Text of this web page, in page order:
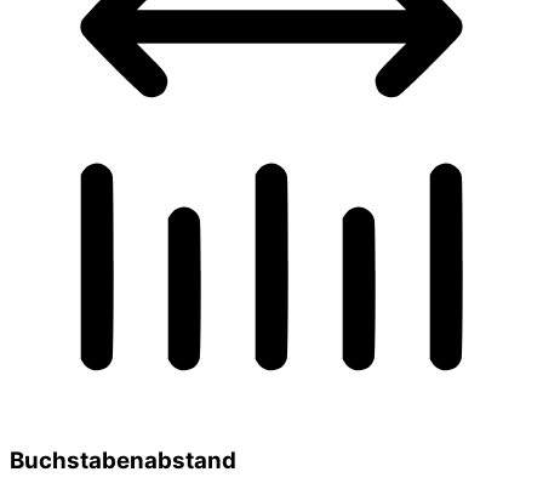
Buchstabenabstand